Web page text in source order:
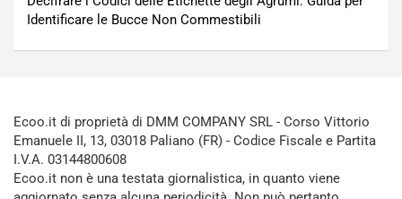
Identificare le Bucce Non Commestibili
Ecoo.it di proprietà di DMM COMPANY SRL - Corso Vittorio
Emanuele II, 13, 03018 Paliano (FR) - Codice Fiscale e Partita
I.V.A. 03144800608
Ecoo.it non è una testata giornalistica, in quanto viene